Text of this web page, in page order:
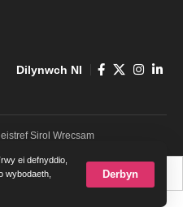
ei defnyddio,
wybodaeth,
Derbyn
Dilynwch NI
Sirol Wrecsam
English